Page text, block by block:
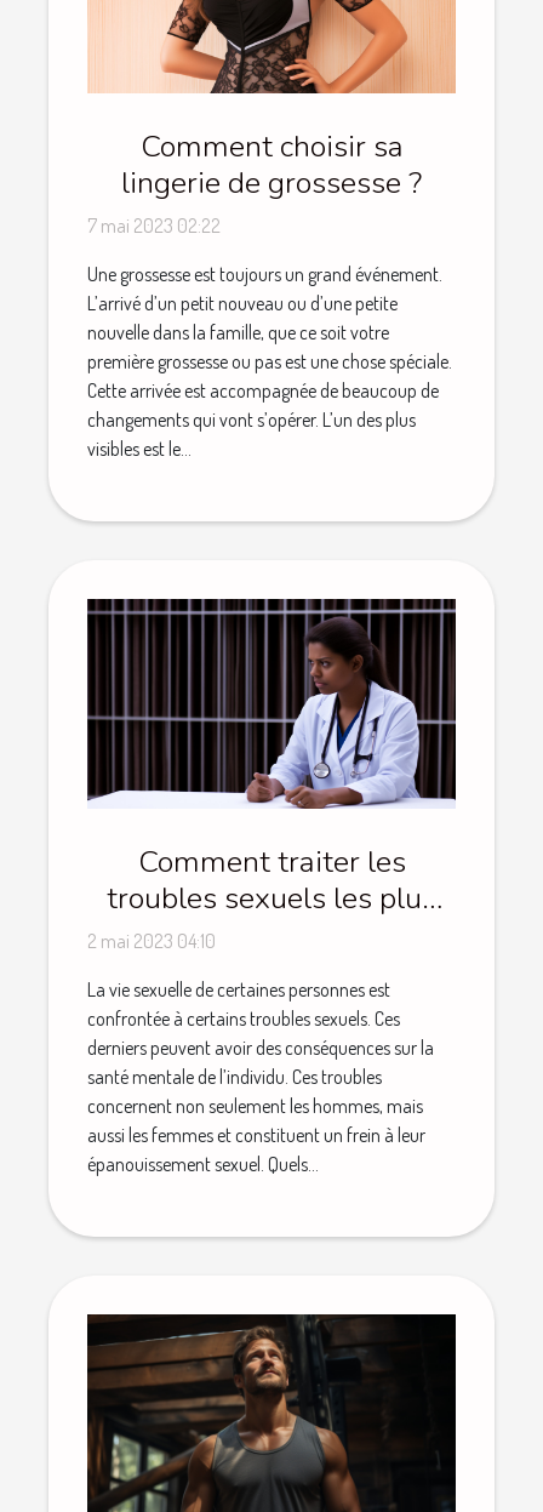
Comment choisir sa
lingerie de grossesse ?
7 mai 2023 02:22
Une grossesse est toujours un grand événement.
L’arrivé d’un petit nouveau ou d’une petite
nouvelle dans la famille, que ce soit votre
première grossesse ou pas est une chose spéciale.
Cette arrivée est accompagnée de beaucoup de
changements qui vont s’opérer. L’un des plus
visibles est le...
Comment traiter les
troubles sexuels les plus
fréquents ?
2 mai 2023 04:10
La vie sexuelle de certaines personnes est
confrontée à certains troubles sexuels. Ces
derniers peuvent avoir des conséquences sur la
santé mentale de l’individu. Ces troubles
concernent non seulement les hommes, mais
aussi les femmes et constituent un frein à leur
épanouissement sexuel. Quels...